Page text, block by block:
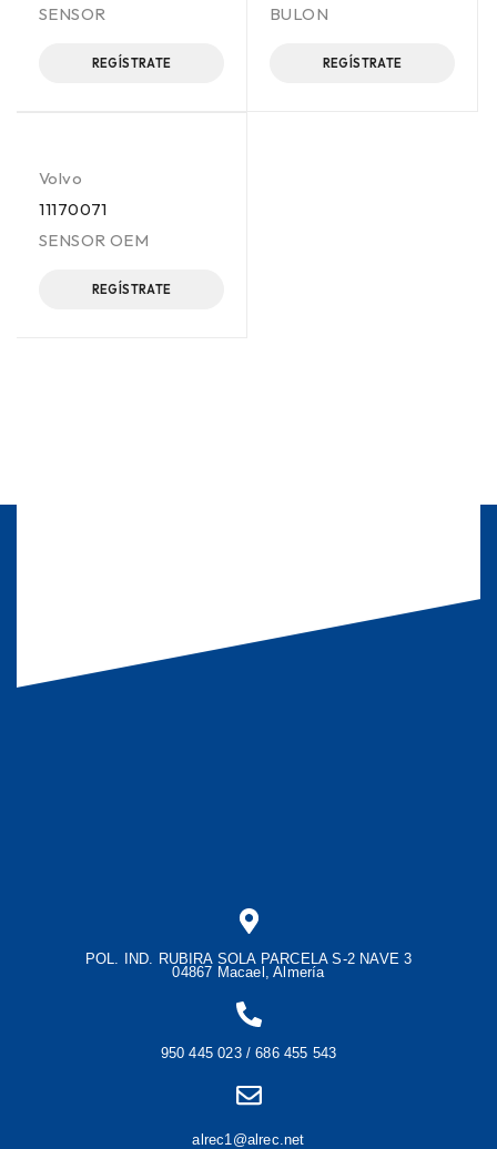
SENSOR
REGÍSTRATE
BULON
REGÍSTRATE
Volvo
11170071
SENSOR OEM
REGÍSTRATE
POL. IND. RUBIRA SOLA PARCELA S-2 NAVE 3
04867 Macael, Almería
950 445 023 / 686 455 543
alrec1@alrec.net